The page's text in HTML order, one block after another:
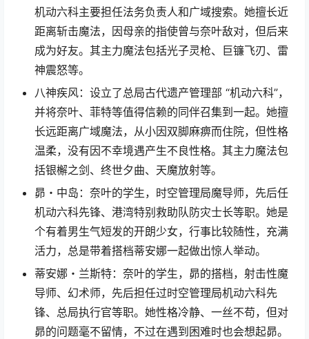
机动六科主要担任法务负责人和广域搜索。她擅长近
距离斩击魔法，因母亲的指使曾与奈叶敌对，但后来
成为好友。其主力魔法包括光子灵枪、巨镰飞刃、雷
神震怒等。
八神疾风：设立了总局古代遗产管理部 “机动六科”，
并将奈叶、菲特等值得信赖的同伴召集到一起。她擅
长远距离广域魔法，从小因双脚麻痹而住院，但性格
温柔，没有因不幸境遇产生不良性格。其主力魔法包
括银檞之剑、终世夕曲、天魔放射等。
昴・中岛：奈叶的学生，时空管理局魔导师，先后任
机动六科先锋、港湾特别救助队防灾士长等职。她是
个有着男生气短发的开朗少女，行事比较随性，充满
活力，总是带着搭档蒂安娜一起做出惊人举动。
蒂安娜・兰斯特：奈叶的学生，昴的搭档，射击性魔
导师、幻术师，先后担任过时空管理局机动六科先
锋、总局执行官等职。她性格冷静、一丝不苟，但对
昴的问题毫不留情，不过在遇到困难时也会想起昴。